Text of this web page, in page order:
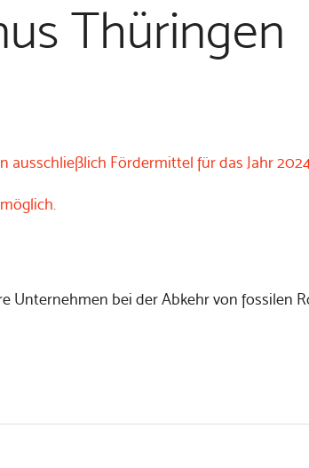
Thüringen
Fördermittel für das Jahr
bei der Abkehr von